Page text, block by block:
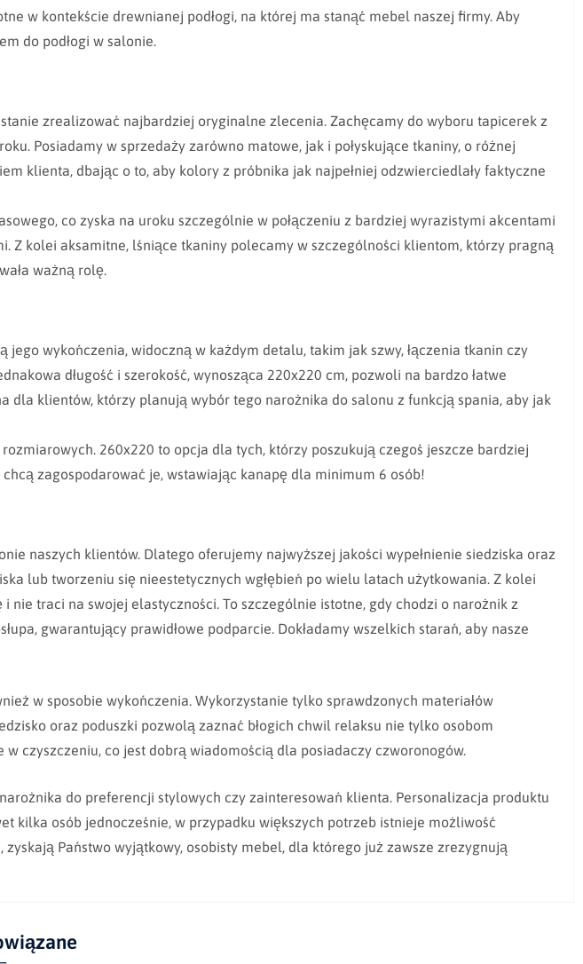
w kontekście drewnianej podłogi, na której ma stanąć mebel naszej firmy. Aby
do podłogi w salonie.
zrealizować najbardziej oryginalne zlecenia. Zachęcamy do wyboru tapicerek z
Posiadamy w sprzedaży zarówno matowe, jak i połyskujące tkaniny, o różnej
klienta, dbając o to, aby kolory z próbnika jak najpełniej odzwierciedlały faktyczne
co zyska na uroku szczególnie w połączeniu z bardziej wyrazistymi akcentami
Z kolei aksamitne, lśniące tkaniny polecamy w szczególności klientom, którzy pragną
ważną rolę.
wykończenia, widoczną w każdym detalu, takim jak szwy, łączenia tkanin czy
długość i szerokość, wynosząca 220x220 cm, pozwoli na bardzo łatwe
klientów, którzy planują wybór tego narożnika do salonu z funkcją spania, aby jak
260x220 to opcja dla tych, którzy poszukują czegoś jeszcze bardziej
zagospodarować je, wstawiając kanapę dla minimum 6 osób!
naszych klientów. Dlatego oferujemy najwyższej jakości wypełnienie siedziska oraz
lub tworzeniu się nieestetycznych wgłębień po wielu latach użytkowania. Z kolei
nie traci na swojej elastyczności. To szczególnie istotne, gdy chodzi o narożnik z
gwarantujący prawidłowe podparcie. Dokładamy wszelkich starań, aby nasze
w sposobie wykończenia. Wykorzystanie tylko sprawdzonych materiałów
oraz poduszki pozwolą zaznać błogich chwil relaksu nie tylko osobom
czyszczeniu, co jest dobrą wiadomością dla posiadaczy czworonogów.
do preferencji stylowych czy zainteresowań klienta. Personalizacja produktu
kilka osób jednocześnie, w przypadku większych potrzeb istnieje możliwość
Państwo wyjątkowy, osobisty mebel, dla którego już zawsze zrezygnują